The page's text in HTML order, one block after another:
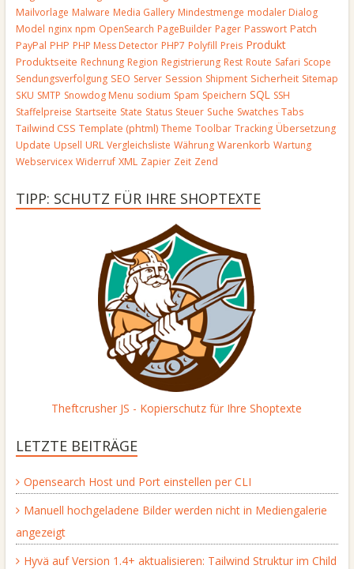
Mailvorlage Malware Media Gallery Mindestmenge modaler Dialog
Model nginx npm OpenSearch PageBuilder Pager Passwort Patch
PayPal PHP PHP Mess Detector PHP7 Polyfill Preis Produkt
Produktseite Rechnung Region Registrierung Rest Route Safari Scope
Sendungsverfolgung SEO Server Session Shipment Sicherheit Sitemap
SKU SMTP Snowdog Menu sodium Spam Speichern SQL SSH
Staffelpreise Startseite State Status Steuer Suche Swatches Tabs
Tailwind CSS Template (phtml) Theme Toolbar Tracking Übersetzung
Update Upsell URL Vergleichsliste Währung Warenkorb Wartung
Webservicex Widerruf XML Zapier Zeit Zend
TIPP: SCHUTZ FÜR IHRE SHOPTEXTE
Theftcrusher JS - Kopierschutz für Ihre Shoptexte
LETZTE BEITRÄGE
Opensearch Host und Port einstellen per CLI
Manuell hochgeladene Bilder werden nicht in Mediengalerie
angezeigt
Hyvä auf Version 1.4+ aktualisieren: Tailwind Struktur im Child